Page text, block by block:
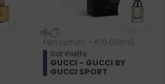
Férfi parfüm – 670 (50ml)
Illat ihlette:
GUCCI - GUCCI BY
GUCCI SPORT